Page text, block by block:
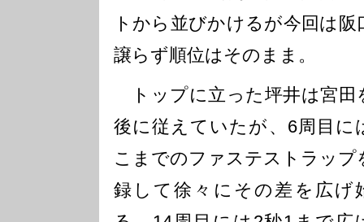
トから並びかけるが今回は阪
譲らず順位はそのまま。
トップに立った坪井は宮田
後に従えていたが、6周目に
こまでのファステストラップ
録して徐々にその差を広げ